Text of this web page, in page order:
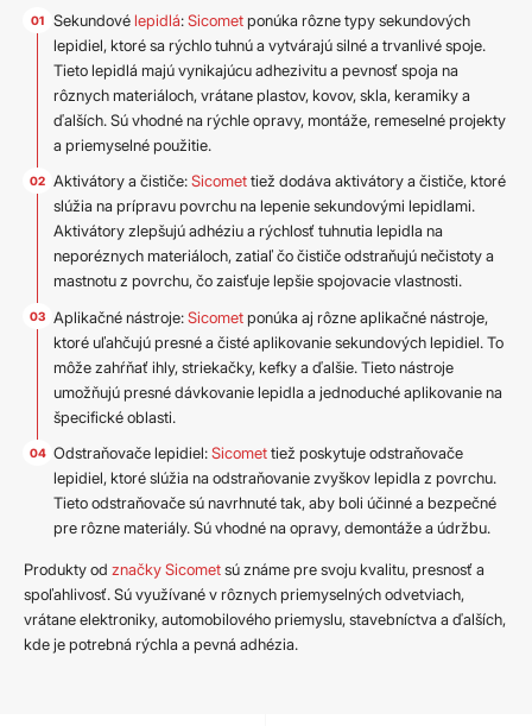
Sekundové lepidlá:Sicometponúka rôzne typy sekundových
lepidiel, ktoré sa rýchlo tuhnú a vytvárajú silné a trvanlivé spoje.
Tieto lepidlá majú vynikajúcu adhezivitu a pevnosť spoja na
rôznych materiáloch, vrátane plastov, kovov, skla, keramiky a
ďalších. Sú vhodné na rýchle opravy, montáže, remeselné projekty
a priemyselné použitie.
Aktivátory a čističe:Sicomettiež dodáva aktivátory a čističe, ktoré
slúžia na prípravu povrchu na lepenie sekundovými lepidlami.
Aktivátory zlepšujú adhéziu a rýchlosť tuhnutia lepidla na
neporéznych materiáloch, zatiaľ čo čističe odstraňujú nečistoty a
mastnotu z povrchu, čo zaisťuje lepšie spojovacie vlastnosti.
Aplikačné nástroje:Sicometponúka aj rôzne aplikačné nástroje,
ktoré uľahčujú presné a čisté aplikovanie sekundových lepidiel. To
môže zahŕňať ihly, striekačky, kefky a ďalšie. Tieto nástroje
umožňujú presné dávkovanie lepidla a jednoduché aplikovanie na
špecifické oblasti.
Odstraňovače lepidiel:Sicomettiež poskytuje odstraňovače
lepidiel, ktoré slúžia na odstraňovanie zvyškov lepidla z povrchu.
Tieto odstraňovače sú navrhnuté tak, aby boli účinné a bezpečné
pre rôzne materiály. Sú vhodné na opravy, demontáže a údržbu.
Produkty od značky Sicometsú známe pre svoju kvalitu, presnosť a
spoľahlivosť. Sú využívané v rôznych priemyselných odvetviach,
vrátane elektroniky, automobilového priemyslu, stavebníctva a ďalších,
kde je potrebná rýchla a pevná adhézia.